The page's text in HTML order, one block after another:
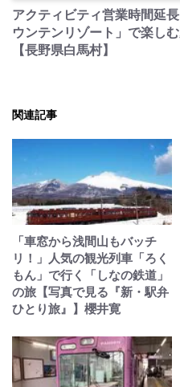
アクティビティ営業時間延
ウンテンリゾート」で楽し
【長野県白馬村】
関連記事
「車窓から浅間山もバッチ
リ！」人気の観光列車「ろく
もん」で行く「しなの鉄道」
の旅【写真で見る『新・駅弁
ひとり旅』】櫻井寛